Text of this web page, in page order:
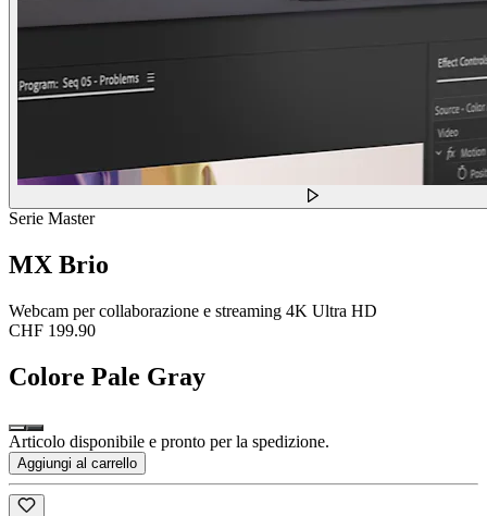
Serie Master
MX Brio
Webcam per collaborazione e streaming 4K Ultra HD
CHF 199.90
Colore Pale Gray
Articolo disponibile e pronto per la spedizione.
Aggiungi al carrello